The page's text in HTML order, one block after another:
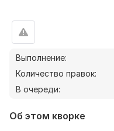
Выполнение:
Количество правок:
В очереди:
Об этом кворке